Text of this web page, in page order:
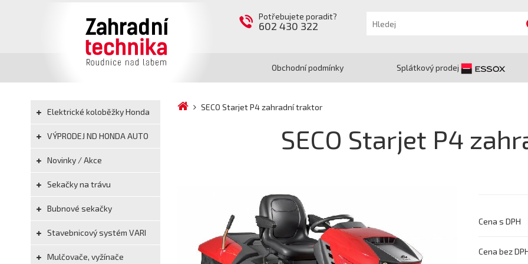
Potřebujete poradit?
602 430 322
Obchodní podmínky Splátkový prodej
Elektrické koloběžky Honda
VÝPRODEJ ND HONDA AUTO
Novinky / Akce
Sekačky na trávu
Bubnové sekačky
Stavebnicový systém VARI
Mulčovače, vyžínače
SECO Starjet P4 zahradní traktor
SECO Starjet P4
Cena s DPH
Cena bez